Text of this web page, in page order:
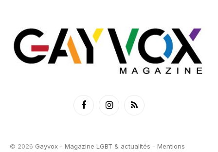
FacebookInstagramRSS
© 2026 Gayvox - Magazine LGBT & actualités - Mentions